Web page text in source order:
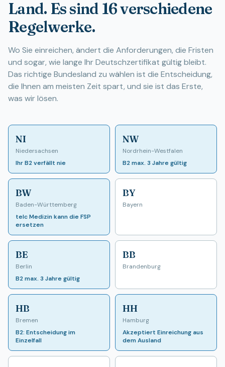
Land. Es sind 16 verschiedene
Regelwerke.
Wo Sie einreichen, ändert die Anforderungen, die Fristen
und sogar, wie lange Ihr Deutschzertifikat gültig bleibt.
Das richtige Bundesland zu wählen ist die Entscheidung,
die Ihnen am meisten Zeit spart, und sie ist das Erste,
was wir lösen.
NI
Niedersachsen
Ihr B2 verfällt nie
NW
Nordrhein-Westfalen
B2 max. 3 Jahre gültig
BW
Baden-Württemberg
telc Medizin kann die FSP
ersetzen
BY
Bayern
BE
Berlin
B2 max. 3 Jahre gültig
BB
Brandenburg
HB
Bremen
B2: Entscheidung im
Einzelfall
HH
Hamburg
Akzeptiert Einreichung aus
dem Ausland